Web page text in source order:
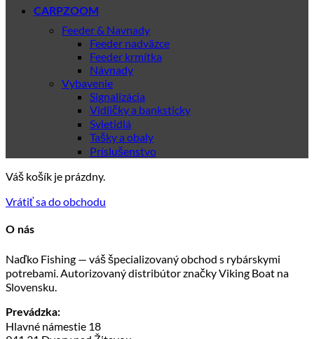
CARPZOOM
Feeder & Navnady
Feeder nadväzce
Feeder krmítka
Návnady
Vybavenie
Signalizácia
Vidličky a banksticky
Svietidlá
Tašky a obaly
Príslušenstvo
Váš košík je prázdny.
Vrátiť sa do obchodu
O nás
Naďko Fishing — váš špecializovaný obchod s rybárskymi
potrebami. Autorizovaný distribútor značky Viking Boat na
Slovensku.
Prevádzka:
Hlavné námestie 18